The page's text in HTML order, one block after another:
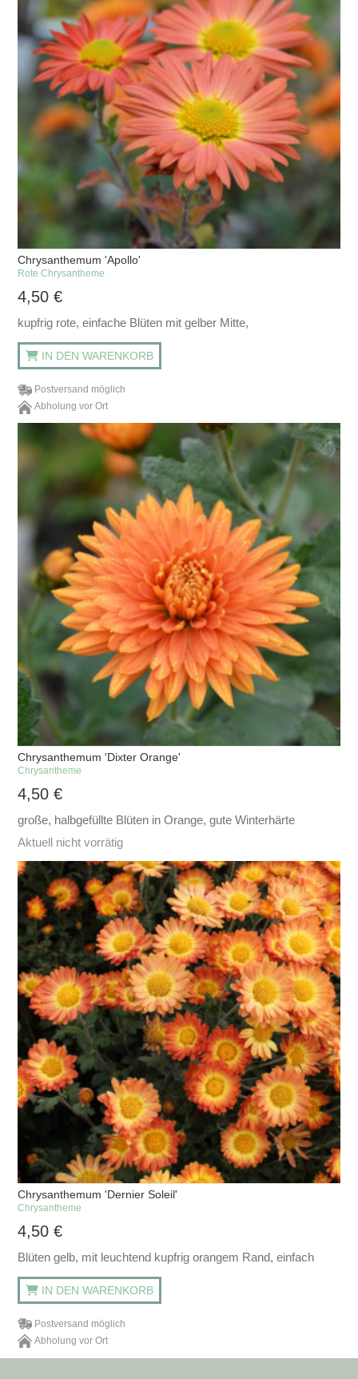
Chrysanthemum 'Apollo'
Rote Chrysantheme
4,50€
kupfrig rote, einfache Blüten mit gelber Mitte,
IN DEN WARENKORB
Postversand möglich
Abholung vor Ort
Chrysanthemum 'Dixter Orange'
Chrysantheme
4,50€
große, halbgefüllte Blüten in Orange, gute Winterhärte
Aktuell nicht vorrätig
Chrysanthemum 'Dernier Soleil'
Chrysantheme
4,50€
Blüten gelb, mit leuchtend kupfrig orangem Rand, einfach
IN DEN WARENKORB
Postversand möglich
Abholung vor Ort